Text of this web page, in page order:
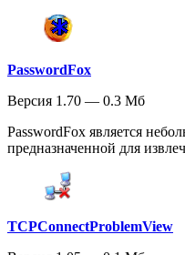
PasswordFox
Версия 1.70 — 0.3 Мб
PasswordFox является
предназначенной для
TCPConnectProblemView